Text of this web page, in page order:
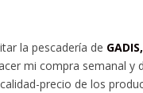
la pescadería de GADIS,
mi compra semanal y
precio de los